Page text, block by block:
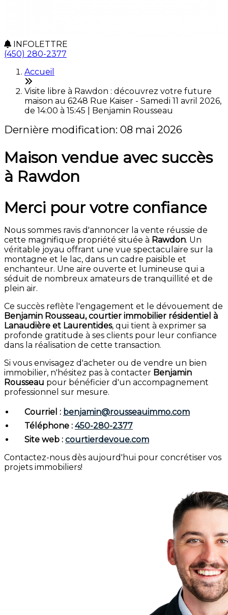
INFOLETTRE
(450) 280-2377
Accueil
Visite libre à Rawdon : découvrez votre future
maison au 6248 Rue Kaiser - Samedi 11 avril 2026,
de 14:00 à 15:45 | Benjamin Rousseau
Dernière modification: 08 mai 2026
Maison vendue avec succès
à Rawdon
Merci pour votre confiance
Nous sommes ravis d'annoncer la vente réussie de
cette magnifique propriété située à Rawdon. Un
véritable joyau offrant une vue spectaculaire sur la
montagne et le lac, dans un cadre paisible et
enchanteur. Une aire ouverte et lumineuse qui a
séduit de nombreux amateurs de tranquillité et de
plein air.
Ce succès reflète l'engagement et le dévouement de
Benjamin Rousseau, courtier immobilier résidentiel à
Lanaudière et Laurentides, qui tient à exprimer sa
profonde gratitude à ses clients pour leur confiance
dans la réalisation de cette transaction.
Si vous envisagez d'acheter ou de vendre un bien
immobilier, n'hésitez pas à contacter Benjamin
Rousseau pour bénéficier d'un accompagnement
professionnel sur mesure.
Courriel : benjamin@rousseauimmo.com
Téléphone : 450-280-2377
Site web : courtierdevoue.com
Contactez-nous dès aujourd'hui pour concrétiser vos
projets immobiliers!